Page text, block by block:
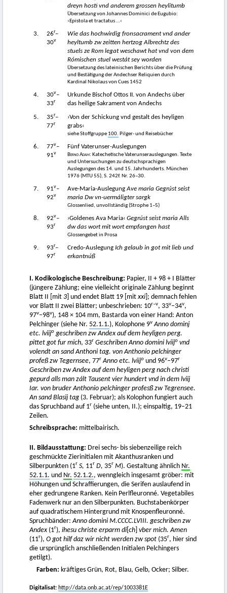
dreyn hosti vnd anderem grossen heylitumb
Übersetzung von Johannes Dominici de Eugubio:
›Epistola et tractatus …‹
3. 26r–
30v
Wie das hochwirdig fronsacrament vnd ander
heyltumb zw zeitten hertzog Albrechtz des
stuels ze Rom legat weschawt hat vnd von dem
Rómischen stuel westát sey worden
Übersetzung des lateinischen Berichts über die Prüfung
und Bestätigung der Andechser Reliquien durch
Kardinal Nikolaus von Cues 1452
4. 30v–
33r
Urkunde Bischof Ottos II. von Andechs über
das heilige Sakrament von Andechs
5. 35r–
77r
›Von der Schickung vnd gestalt des heyligen
grabs‹
siehe Stoffgruppe 100. Pilger- und Reisebücher
6. 77v–
91v
Fünf Vaterunser-Auslegungen
Bernd Adam: Katechetische Vaterunserauslegungen. Texte
und Untersuchungen zu deutschsprachigen
Auslegungen des 14. und 15. Jahrhunderts. München
1976 (MTU 55), S. 242f. Nr. 26–30.
7. 91v–
92v
Ave-Maria-AuslegungAve maria Gegrúst seist
maria Dw vn-uermáligter sargk
Glossenlied, unvollständig (Strophe 1–5)
8. 92v–
93r
›Goldenes Ava Maria‹ Gegrúst seist maria Alls
dw das wort mit wort empfangen hast
Glossengebet in Prosa
9. 93r–
97r
Credo-Auslegung Ich gelaub in got mit lieb und
erkantnúß
I. Kodikologische Beschreibung: Papier, II + 98 + I Blätter
(jüngere Zählung; eine vielleicht originale Zählung beginnt
Blatt II [mit 3 ] und endet Blatt 19 [mit xxi ]; demnach fehlen
vor Blatt II zwei Blätter; unbeschrieben: 10r–v, 33v–34v,
97v–98v), 148 × 104 mm, Bastarda von einer Hand: Anton
Pelchinger (siehe Nr. 52.1.1.), Kolophone 9v Anno dominj
etc. lviijo geschriben zw Andex auf dem heyligen perg.
pittet got fur mich, 33r Geschriben Anno domini lviijo vnd
volendt an sand Anthoni tag. von Anthonio pelchinger
profeß zw Tegernsee, 77r Anno etc. lviijo und 96v–97r
Geschriben zw Andex auf dem heyligen perg nach christi
gepurd alls man zált Tausent vier hundert vnd in dem lviij
Iar. von bruder Anthonio pelchinger profesß zw Tegrensee.
An sand Blasij tag (3. Februar); als Kolophon fungiert auch
das Spruchband auf 1r (siehe unten, II.); einspaltig, 19–21
Zeilen.
Schreibsprache: mittelbairisch.
II. Bildausstattung: Drei sechs- bis siebenzeilige reich
geschmückte Zierinitialen mit Akanthusranken und
Silberpunkten (1r S, 11r D, 35r M). Gestaltung ähnlich Nr.
52.1.1. und Nr. 52.1.2., wenngleich insgesamt gröber: mit
Höhungen und Schraffierungen, die Serifen auslaufend in
eher gedrungene Ranken. Kein Perlfleuronné. Vegetabiles
Fadenwerk nur an den Silberpunkten. Buchstabenkörper
auf quadratischem Hintergrund mit Knospenfleuronné.
Spruchbänder:Anno domini M.CCCC.LVIII. geschriben zw
Andex (1r), ihesu christe erparm di ch vber mich. Amen
(11r), O got hilf daz wir nicht werden zw spot (35r, hier sind
die ursprünglich anschließenden Initialen Pelchingers
getilgt).
Farben: kräftiges Grün, Rot, Blau, Gelb, Ocker; Silber.
Digitalisat: http://data.onb.ac.at/rep/1003381E